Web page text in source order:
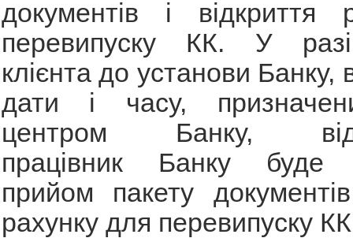
документів і відкриття
перевипуску КК. У
клієнта до установи Банку,
дати і часу,
центром Банку,
працівник Банку буде
прийом пакету
рахунку для перевипуску